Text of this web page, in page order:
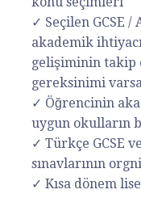
✓ Seçilen GCSE /
akademik
gelişiminin takip
gereksinimi
✓ Öğrencinin
uygun okulların
✓ Türkçe GCSE
sınavlarının
✓ Kısa dönem